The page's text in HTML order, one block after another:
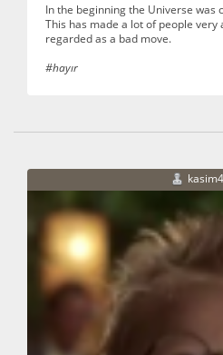
In the beginning the Universe was
This has made a lot of people very
regarded as a bad move.
#hayır